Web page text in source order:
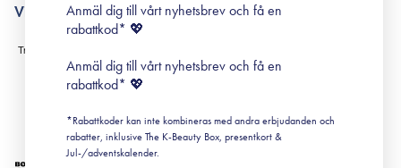
Black Friday
Villkor
Leverans & Retur
Köpvillkor
Prenumerationsvillkor
Cookiepolicy
Anmäl dig till vårt nyhetsbrev och få en
rabattkod* 💖
Anmäl dig till vårt nyhetsbrev och få en
rabattkod* 💖
*Rabattkoder kan inte kombineras med andra erbjudanden och
rabatter, inklusive The K-Beauty Box, presentkort &
Jul-/adventskalender.